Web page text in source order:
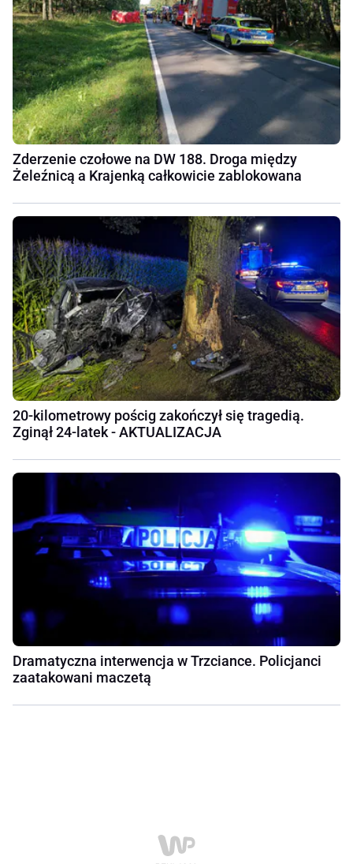
Zderzenie czołowe na DW 188. Droga między
Żeleźnicą a Krajenką całkowicie zablokowana
20-kilometrowy pościg zakończył się tragedią.
Zginął 24-latek - AKTUALIZACJA
Dramatyczna interwencja w Trzciance. Policjanci
zaatakowani maczetą